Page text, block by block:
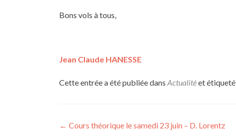
Bons vols à tous,
Jean Claude HANESSE
Cette entrée a été publiée dans Actualitéet étiqueté
Navigation
← Cours théorique le samedi 23 juin – D. Lorentz